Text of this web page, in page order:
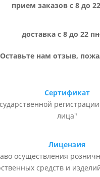
прием заказов с 8 до
доставка с 8 до 22
Оставьте нам отзыв,
Сертификат
лица"
Лицензия
осуществления
средств и